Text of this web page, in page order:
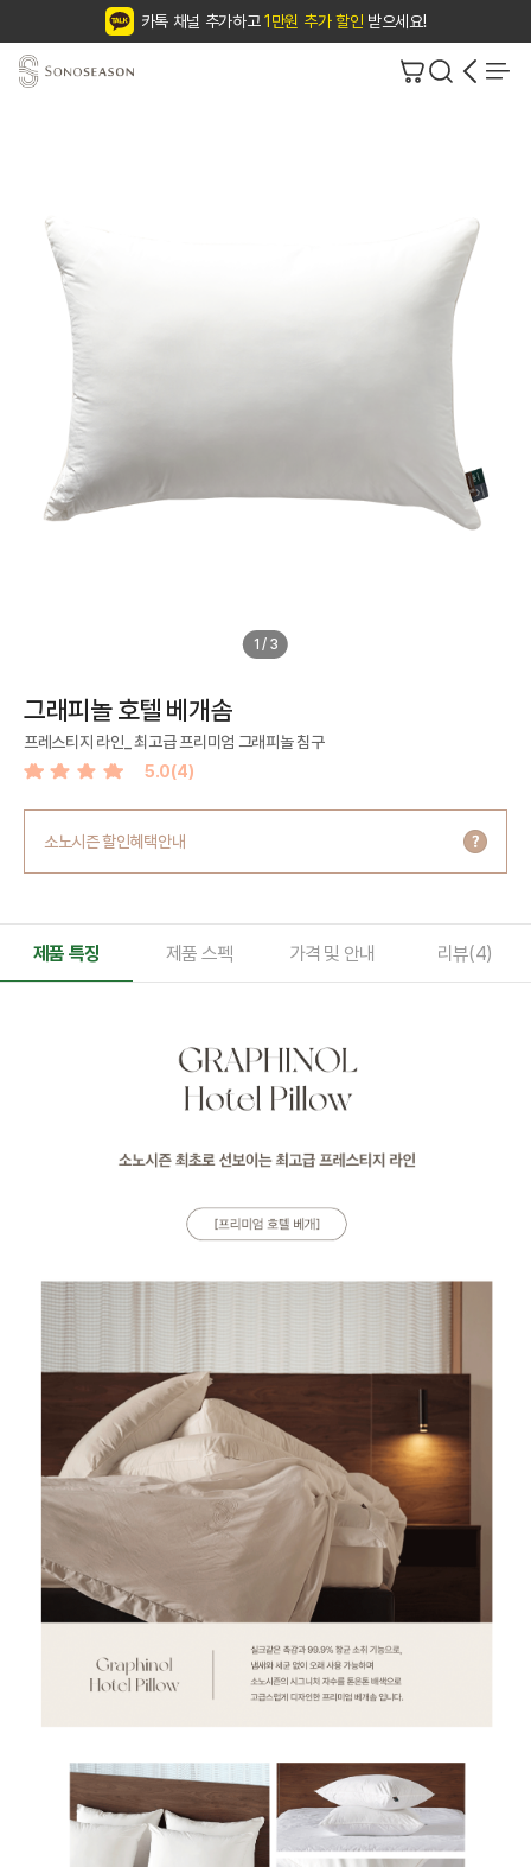
카톡 채널 추가하고1만원 추가 할인 받으세요!
1 / 3
그래피놀 호텔 베개솜
프레스티지 라인_ 최고급 프리미엄 그래피놀 침구
5.0(4)
소노시즌 할인혜택안내
제품 특징 제품 스펙 가격 및 안내 리뷰(4)